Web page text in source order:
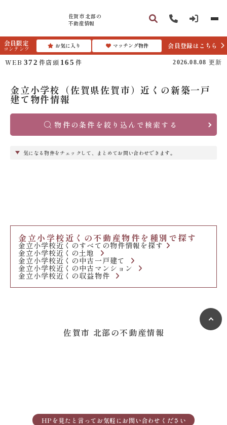
佐賀市 北部の
不動産情報
会員限定
コンテンツ お気に入り マッチング物件
会員登録はこちら
WEB 372 件店頭 165 件 2026.08.08 更新
金立小学校（佐賀県佐賀市）近くの新築一戸
建て物件情報
物件の条件を絞り込んで検索する
気になる物件をチェックして、まとめてお問い合わせできます。
金立小学校近くの不動産物件を種別で探す
金立小学校近くのすべての物件情報を探す
金立小学校近くの土地
金立小学校近くの中古一戸建て
金立小学校近くの中古マンション
金立小学校近くの収益物件
佐賀市 北部の不動産情報
HPを見たと言ってお気軽にお問い合わせください